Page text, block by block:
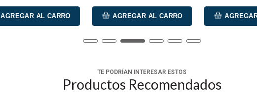
AGREGAR AL CARRO AGREGAR AL CARRO
TE PODRÍAN INTERESAR ESTOS
Productos Recomendados